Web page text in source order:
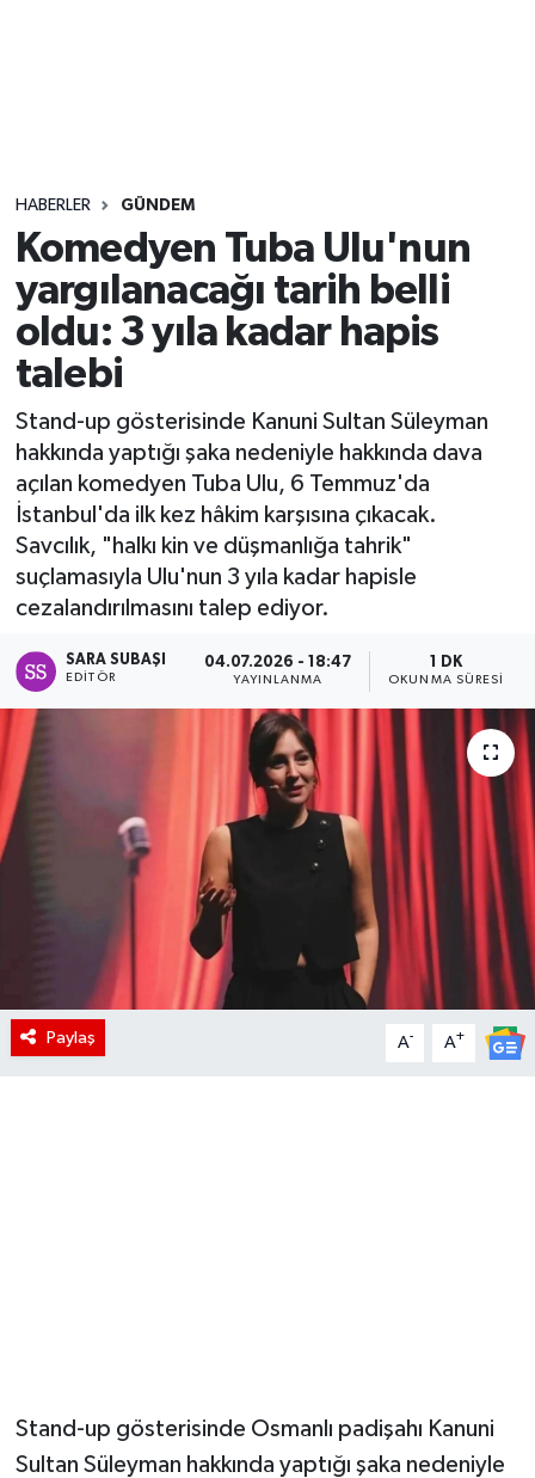
HABERLER GÜNDEM
Komedyen Tuba Ulu'nun
yargılanacağı tarih belli
oldu: 3 yıla kadar hapis
talebi
Stand-up gösterisinde Kanuni Sultan Süleyman
hakkında yaptığı şaka nedeniyle hakkında dava
açılan komedyen Tuba Ulu, 6 Temmuz'da
İstanbul'da ilk kez hâkim karşısına çıkacak.
Savcılık, "halkı kin ve düşmanlığa tahrik"
suçlamasıyla Ulu'nun 3 yıla kadar hapisle
cezalandırılmasını talep ediyor.
SARA SUBAŞI
EDITÖR
04.07.2026 - 18:47
YAYINLANMA
1 DK
OKUNMA SÜRESI
Paylaş A- A+
Stand-up gösterisinde Osmanlı padişahı Kanuni
Sultan Süleyman hakkında yaptığı şaka nedeniyle
Yaşam